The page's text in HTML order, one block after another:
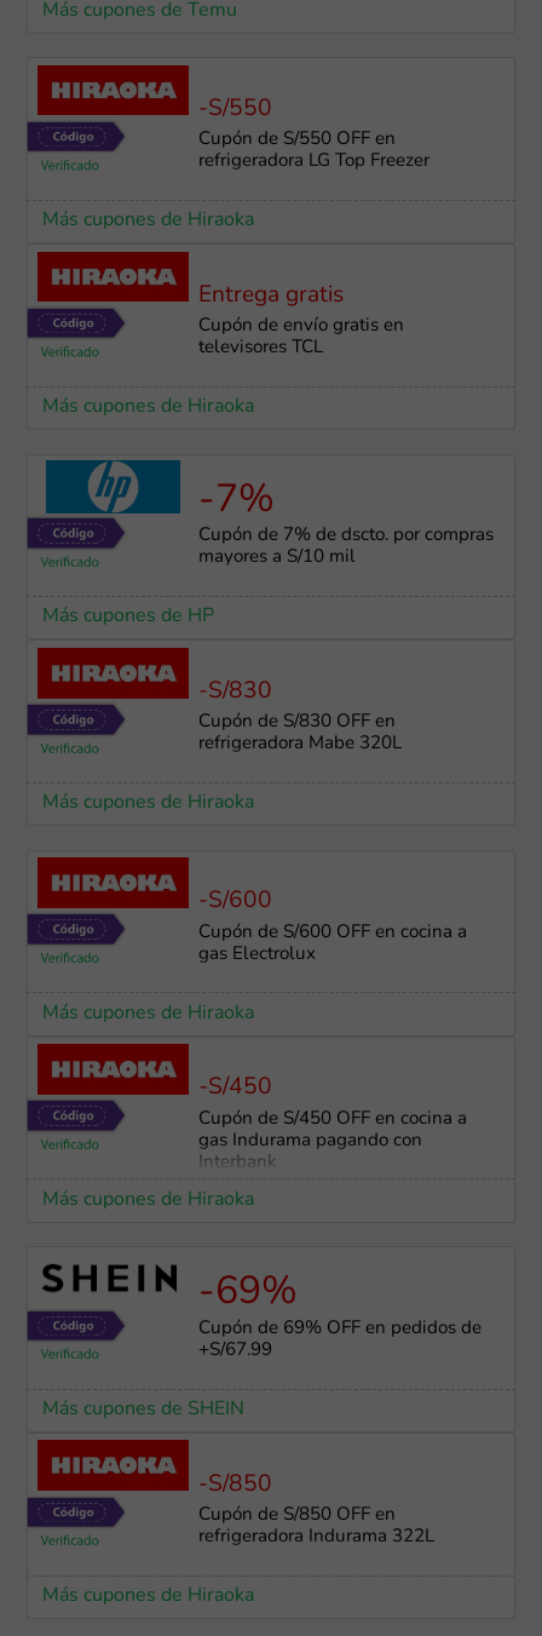
Más cupones de Temu
-S/550
Cupón de S/550 OFF en
refrigeradora LG Top Freezer
Más cupones de Hiraoka
Entrega gratis
Cupón de envío gratis en
televisores TCL
Más cupones de Hiraoka
-7%
Cupón de 7% de dscto. por compras
mayores a S/10 mil
Más cupones de HP
-S/830
Cupón de S/830 OFF en
refrigeradora Mabe 320L
Más cupones de Hiraoka
-S/600
Cupón de S/600 OFF en cocina a
gas Electrolux
Más cupones de Hiraoka
-S/450
Cupón de S/450 OFF en cocina a
gas Indurama pagando con
Interbank
Más cupones de Hiraoka
-69%
Cupón de 69% OFF en pedidos de
+S/67.99
Más cupones de SHEIN
-S/850
Cupón de S/850 OFF en
refrigeradora Indurama 322L
Más cupones de Hiraoka